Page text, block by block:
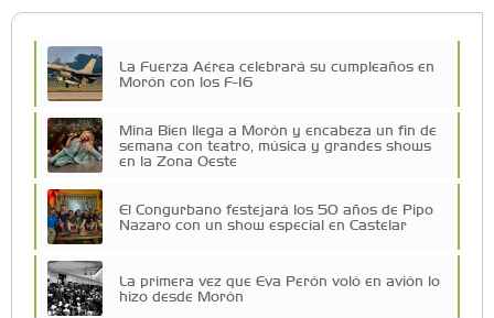
La Fuerza Aérea celebrará su cumpleaños en
Morón con los F-16
Mina Bien llega a Morón y encabeza un fin de
semana con teatro, música y grandes shows
en la Zona Oeste
El Congurbano festejará los 50 años de Pipo
Nazaro con un show especial en Castelar
La primera vez que Eva Perón voló en avión lo
hizo desde Morón